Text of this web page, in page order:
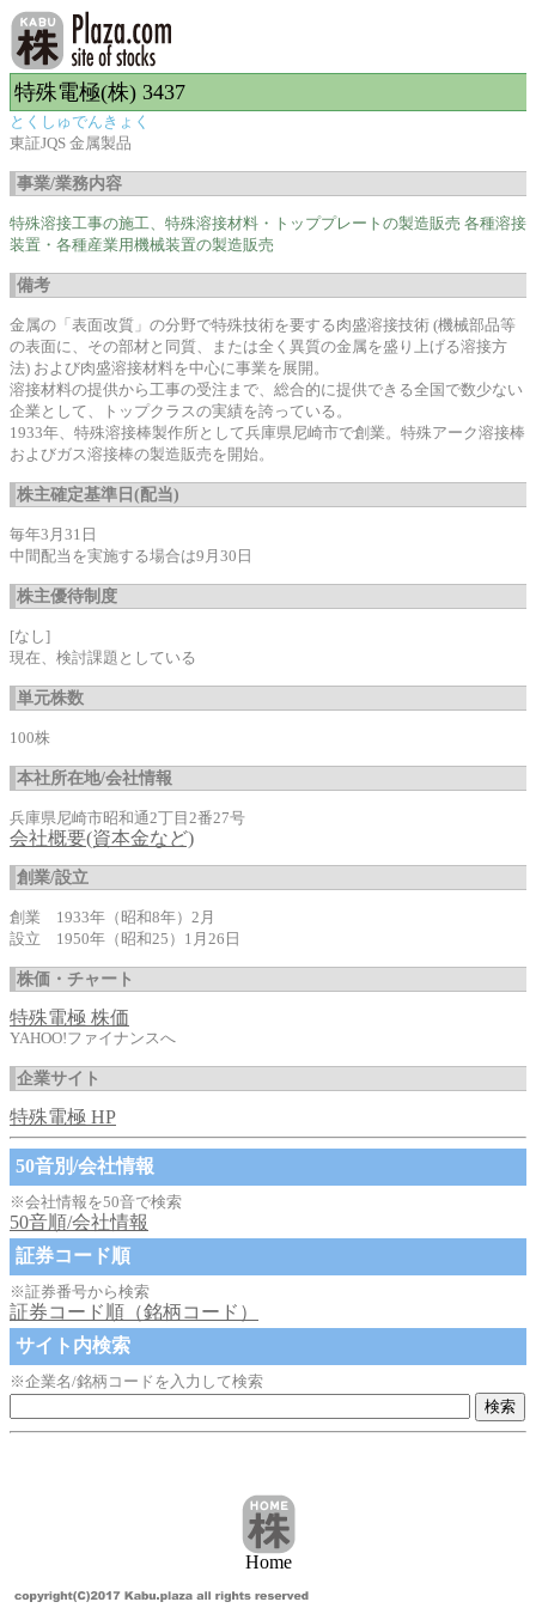
特殊電極(株) 3437
とくしゅでんきょく
東証JQS 金属製品
事業/業務内容
特殊溶接工事の施工、特殊溶接材料・トッププレートの製造販売 各種溶接
装置・各種産業用機械装置の製造販売
備考
金属の「表面改質」の分野で特殊技術を要する肉盛溶接技術 (機械部品等
の表面に、その部材と同質、または全く異質の金属を盛り上げる溶接方
法) および肉盛溶接材料を中心に事業を展開。
溶接材料の提供から工事の受注まで、総合的に提供できる全国で数少ない
企業として、トップクラスの実績を誇っている。
1933年、特殊溶接棒製作所として兵庫県尼崎市で創業。特殊アーク溶接棒
およびガス溶接棒の製造販売を開始。
株主確定基準日(配当)
毎年3月31日
中間配当を実施する場合は9月30日
株主優待制度
[なし]
現在、検討課題としている
単元株数
100株
本社所在地/会社情報
兵庫県尼崎市昭和通2丁目2番27号
会社概要(資本金など)
創業/設立
創業 1933年（昭和8年）2月
設立 1950年（昭和25）1月26日
株価・チャート
特殊電極 株価
YAHOO!ファイナンスへ
企業サイト
特殊電極 HP
50音別/会社情報
※会社情報を50音で検索
50音順/会社情報
証券コード順
※証券番号から検索
証券コード順（銘柄コード）
サイト内検索
※企業名/銘柄コードを入力して検索
Home